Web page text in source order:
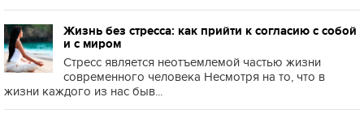
Жизнь без стресса: как прийти к согласию с собой
и с миром
Стресс является неотъемлемой частью жизни
современного человека Несмотря на то, что в
жизни каждого из нас быв...